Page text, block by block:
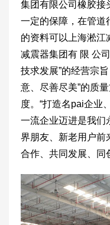
集团有限公司橡胶接
一定的保障，在管道
的资料可以上海淞江
减震器集团有 限 公
技求发展”的经营宗
意、尽善尽美”的质
度。“打造名pai企业
一流企业迈进是我们
界朋友、新老用户前
合作、共同发展、同